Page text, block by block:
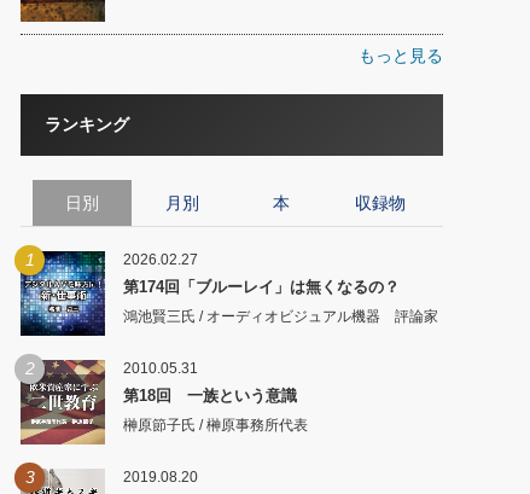
もっと見る
ランキング
日別 月別 本 収録物
1 2026.02.27
第174回「ブルーレイ」は無くなるの？
鴻池賢三氏 / オーディオビジュアル機器 評論家
2 2010.05.31
第18回 一族という意識
榊原節子氏 / 榊原事務所代表
3 2019.08.20